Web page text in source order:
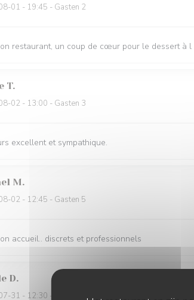
01 - 19:45 - Gasten 2
restaurant, un coup de cœur pour le dessert à l
T
02 - 13:00 - Gasten 3
excellent et sympathique.
M
02 - 12:45 - Gasten 5
accueil.. discrets et professionnels
D
31 - 12:30 - Gasten 4